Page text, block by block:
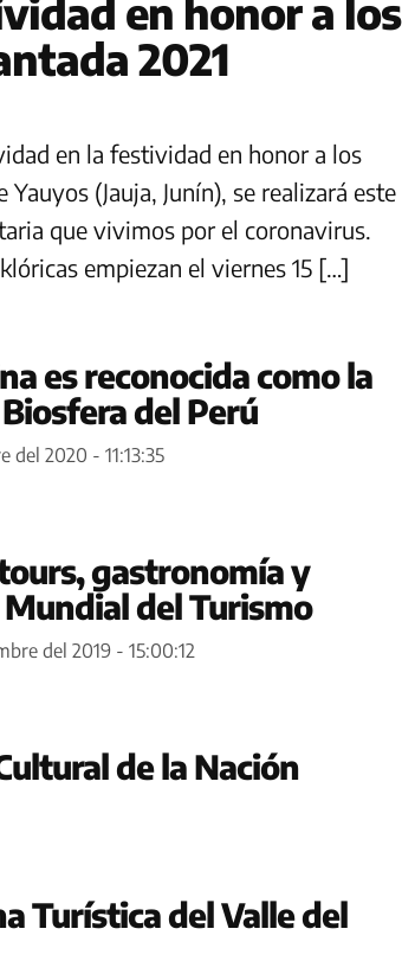
en honor a los
2021
en la festividad en honor a los
(Jauja, Junín), se realizará este
que vivimos por el coronavirus.
empiezan el viernes 15 […]
es reconocida como la
del Perú
del 2020 - 11:13:35
gastronomía y
del Turismo
del 2019 - 15:00:12
de la Nación
Turística del Valle del